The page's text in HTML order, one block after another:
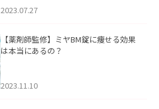
2023.07.27
【薬剤師監修】ミヤBM錠に痩せる効果
は本当にあるの？
2023.11.10